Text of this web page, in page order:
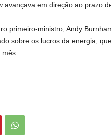
avançava em direção ao prazo
primeiro-ministro, Andy
sobre os lucros da energia,